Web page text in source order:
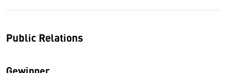
Public Relations